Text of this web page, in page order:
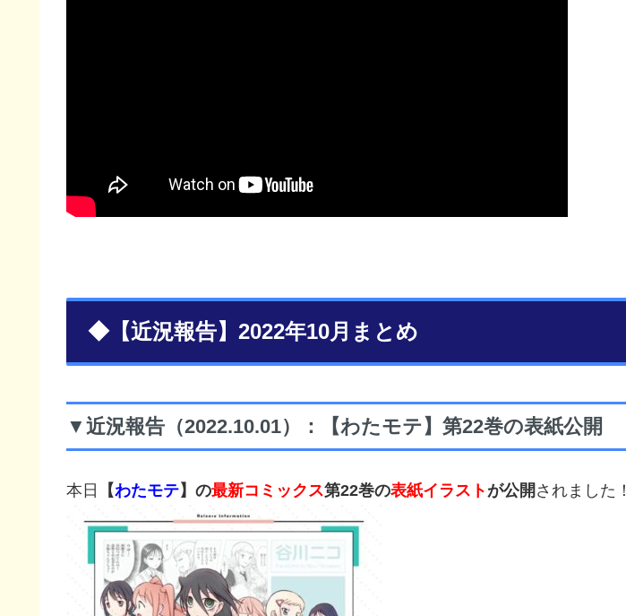
◆【近況報告】2022年10月まとめ
▼近況報告（2022.10.01）：【わたモテ】第22巻の表紙公開
本日 【わたモテ】の最新コミックス第22巻の表紙イラスト が公開 されました！